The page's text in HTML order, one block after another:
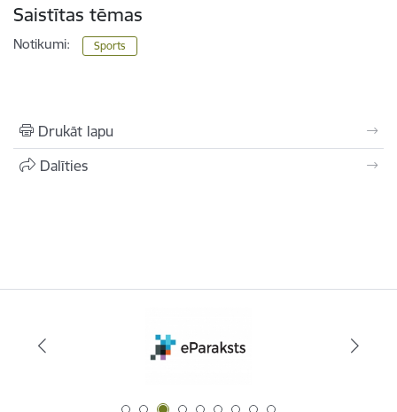
Saistītas tēmas
Notikumi: Sports
Drukāt lapu
Dalīties